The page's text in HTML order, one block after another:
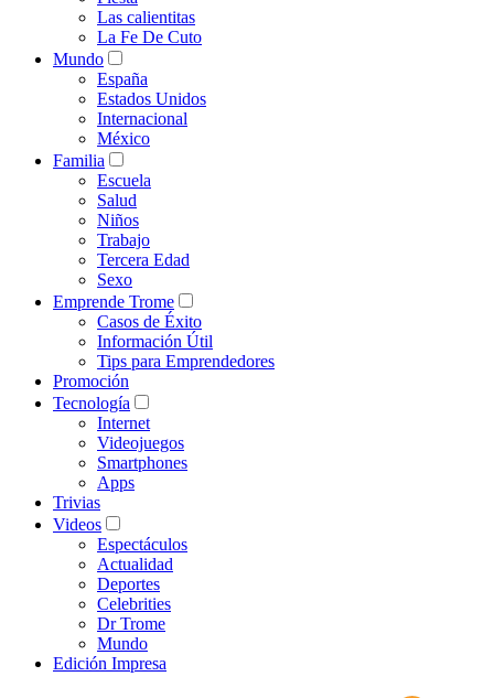
Las calientitas
La Fe De Cuto
Mundo
España
Estados Unidos
Internacional
México
Familia
Escuela
Salud
Niños
Trabajo
Tercera Edad
Sexo
Emprende Trome
Casos de Éxito
Información Útil
Tips para Emprendedores
Promoción
Tecnología
Internet
Videojuegos
Smartphones
Apps
Trivias
Videos
Espectáculos
Actualidad
Deportes
Celebrities
Dr Trome
Mundo
Edición Impresa